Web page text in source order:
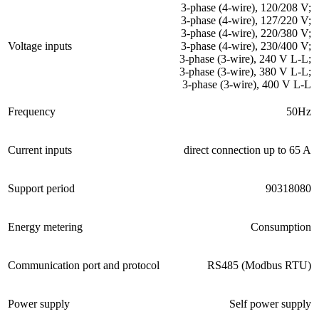
Voltage inputs
3-phase (4-wire), 120/208 V;
3-phase (4-wire), 127/220 V;
3-phase (4-wire), 220/380 V;
3-phase (4-wire), 230/400 V;
3-phase (3-wire), 240 V L-L;
3-phase (3-wire), 380 V L-L;
3-phase (3-wire), 400 V L-L
Frequency 50Hz
Current inputs direct connection up to 65 A
Support period 90318080
Energy metering Consumption
Communication port and protocol RS485 (Modbus RTU)
Power supply Self power supply